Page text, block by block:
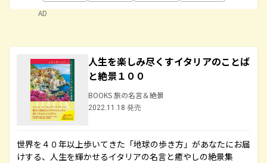
AD
人生を楽しみ尽くすイタリアのことば
と絶景１００
BOOKS 旅の名言＆絶景
2022.11.18 発売
世界を４０年以上歩いてきた「地球の歩き方」があなたにお届
けする、人生を輝かせるイタリアの名言と癒やしの絶景集